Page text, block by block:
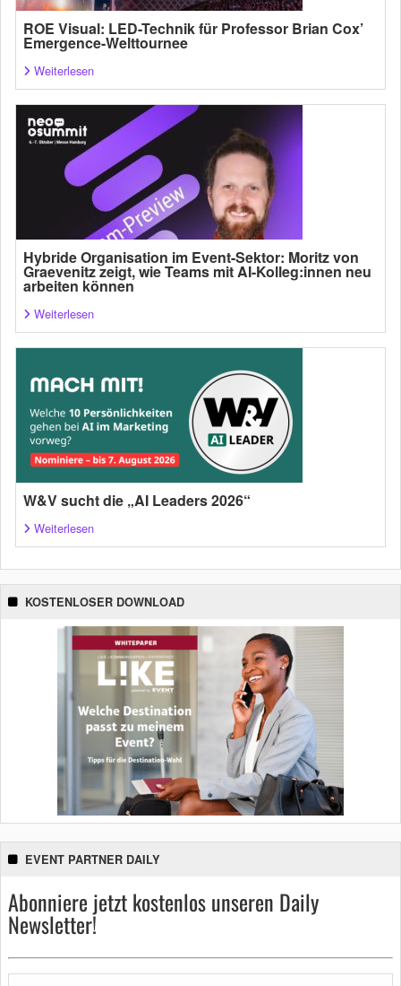
ROE Visual: LED-Technik für Professor Brian Cox’
Emergence-Welttournee
Weiterlesen
Hybride Organisation im Event-Sektor: Moritz von
Graevenitz zeigt, wie Teams mit AI-Kolleg:innen neu
arbeiten können
Weiterlesen
W&V sucht die „AI Leaders 2026“
Weiterlesen
KOSTENLOSER DOWNLOAD
EVENT PARTNER DAILY
Abonniere jetzt kostenlos unseren Daily
Newsletter!